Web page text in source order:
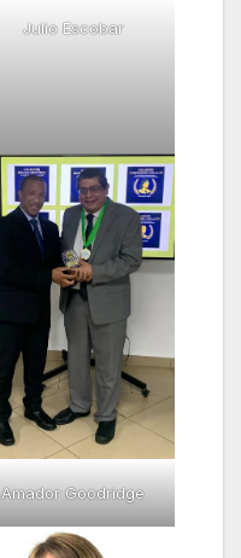
Julio Escobar
Amador Goodridge